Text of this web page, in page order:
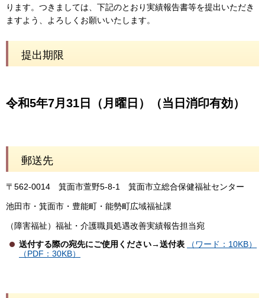
ります。つきましては、下記のとおり実績報告書等を提出いただき
ますよう、よろしくお願いいたします。
提出期限
令和5年7月31日（月曜日）（当日消印有効）
郵送先
〒562-0014 箕面市萱野5-8-1 箕面市立総合保健福祉センター
池田市・箕面市・豊能町・能勢町広域福祉課
（障害福祉）福祉・介護職員処遇改善実績報告担当宛
送付する際の宛先にご使用ください→送付表
（ワード：10KB）
（PDF：30KB）